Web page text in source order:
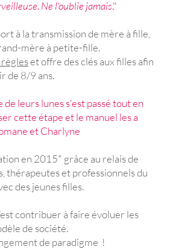
Ne l'oublie jamais."
à la transmission de mère à fille,
mère à petite-fille.
et offre des clés aux filles afin
de 8/9 ans.
de leurs luness'est passé tout en
cette étape et le manuel les a
et Charlyne
en 2015* grâce au relais de
thérapeutes et professionnels du
des jeunes filles.
contribuer à faire évoluer les
de société.
de paradigme !